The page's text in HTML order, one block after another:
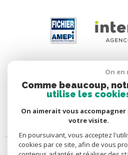
On en
Comme beaucoup,
utilise les
On aimerait vous
votre visite.
En poursuivant, vous acceptez
cookies par ce site, afin de vous